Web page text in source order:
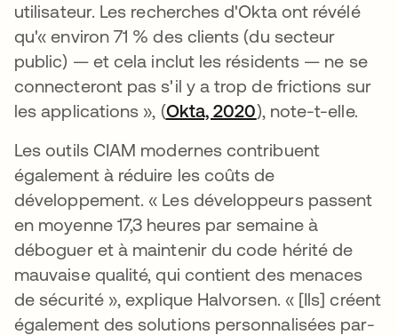
utilisateur. Les recherches d'Okta ont révélé
qu'« environ 71 % des clients (du secteur
public) — et cela inclut les résidents — ne se
connecteront pas s'il y a trop de frictions sur
les applications », (Okta, 2020s’ouvre dans un
), note-t-elle.
Les outils CIAM modernes contribuent
également à réduire les coûts de
développement. « Les développeurs passent
en moyenne 17,3 heures par semaine à
déboguer et à maintenir du code hérité de
mauvaise qualité, qui contient des menaces
de sécurité », explique Halvorsen. « [Ils] créent
également des solutions personnalisées par-